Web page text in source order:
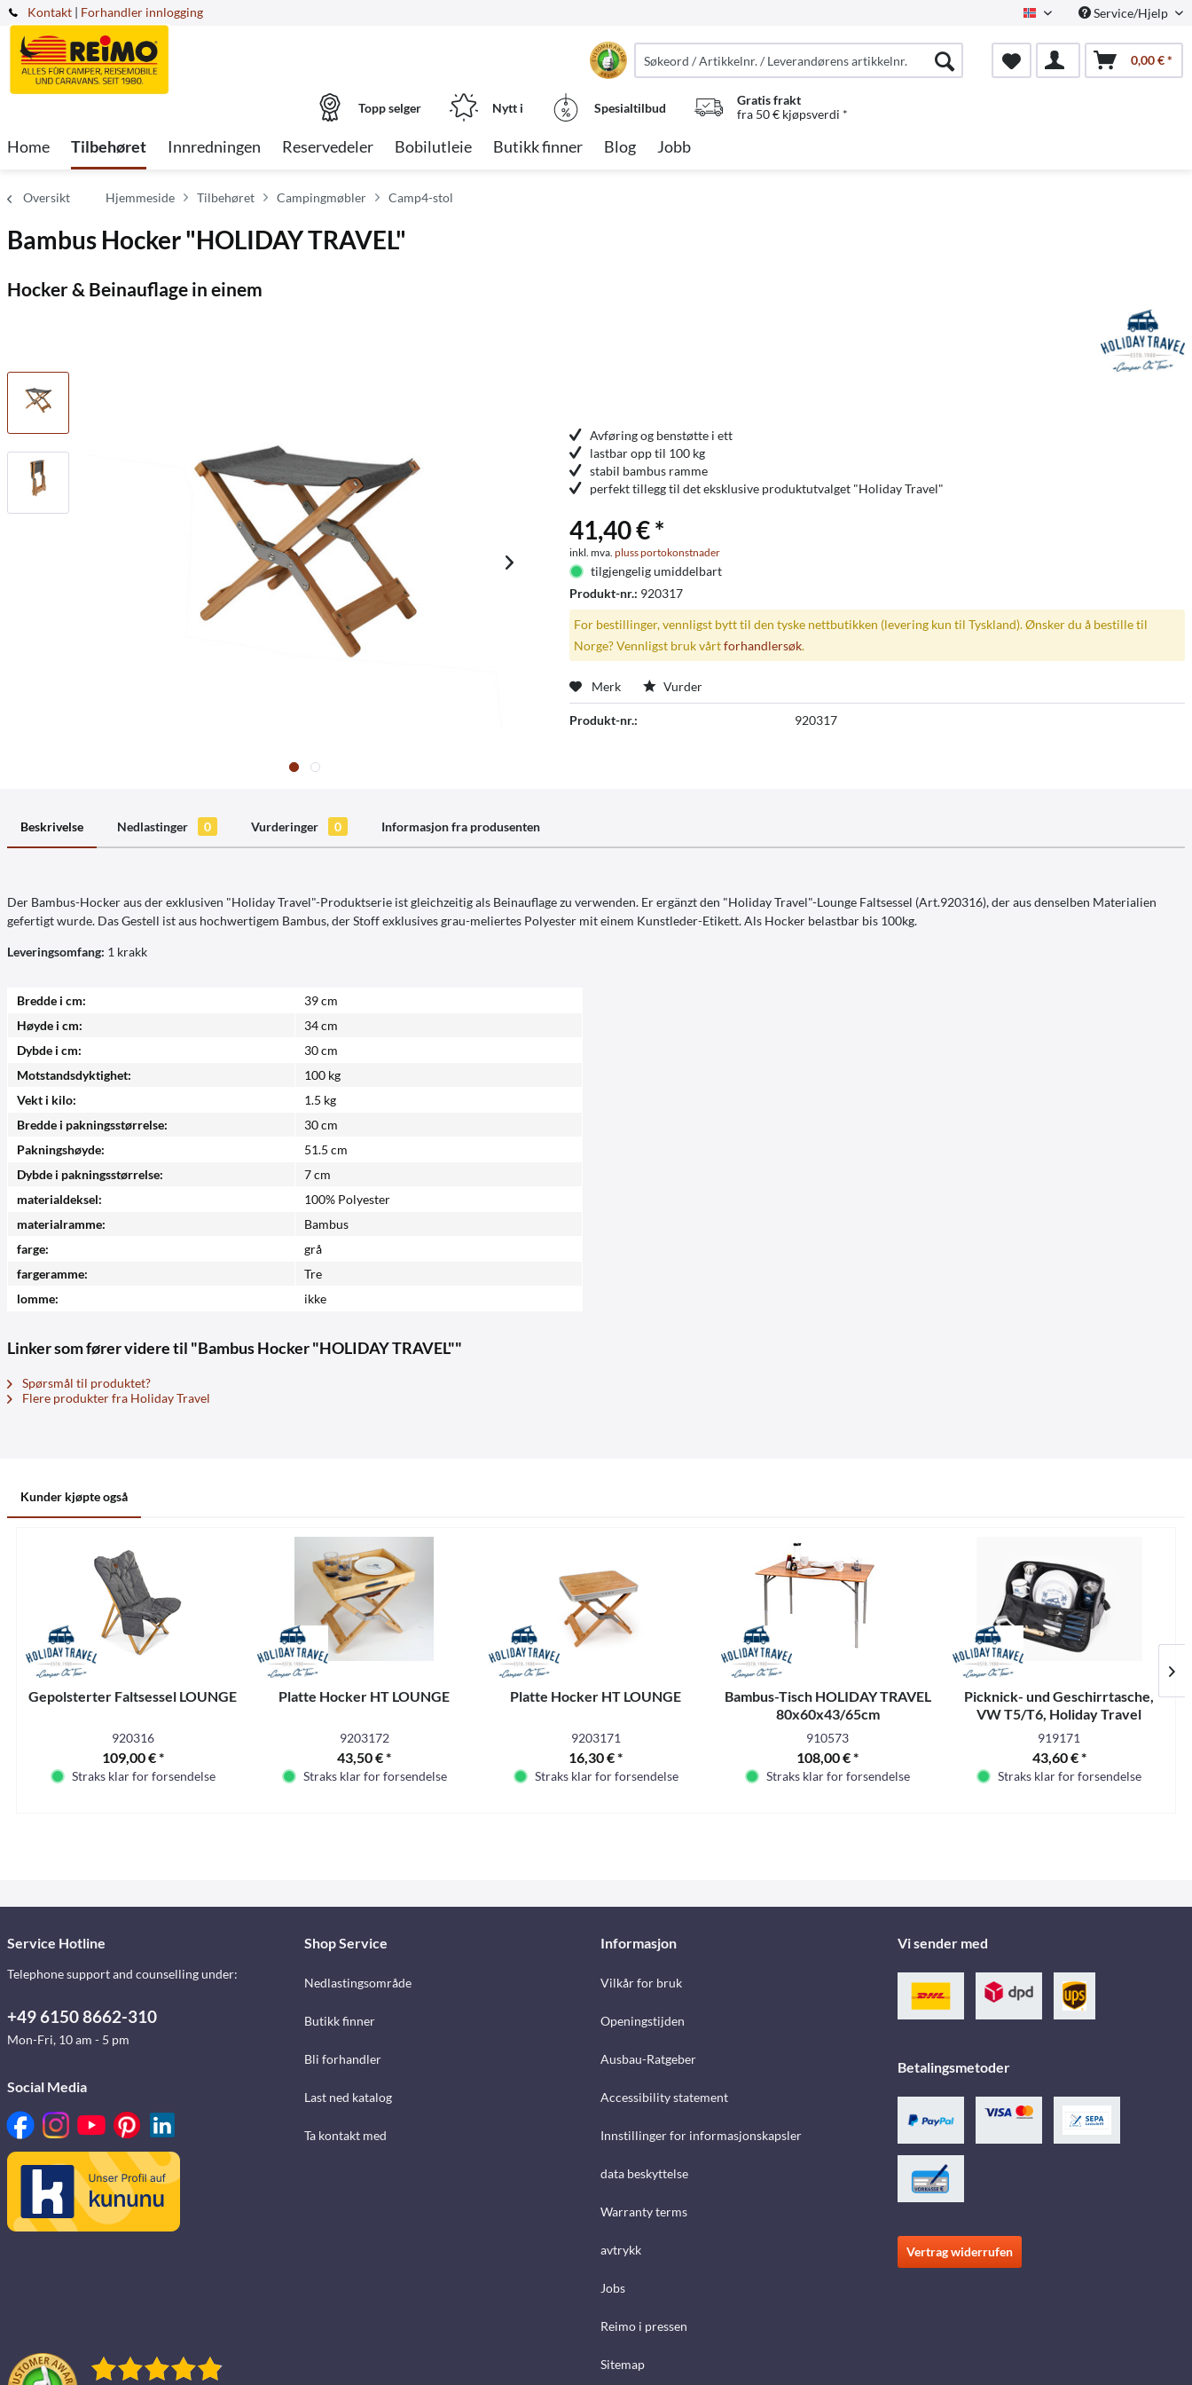
Kontakt NorwegianService/Hjelp
| Forhandler innlogging
0,00 € *
Topp selger Nytt i Spesialtilbud
Gratis frakt
fra 50 € kjøpsverdi *
Home Tilbehøret Innredningen Reservedeler Bobilutleie Butikk finner Blog Jobb
Oversikt Hjemmeside Tilbehøret Campingmøbler Camp4-stol
Bambus Hocker "HOLIDAY TRAVEL"
Hocker & Beinauflage in einem
Avføring og benstøtte i ett
lastbar opp til 100 kg
stabil bambus ramme
perfekt tillegg til det eksklusive produktutvalget "Holiday Travel"
41,40 € *
inkl. mva.pluss portokonstnader
tilgjengelig umiddelbart
Produkt-nr.: 920317
For bestillinger, vennligst bytt til den tyske nettbutikken (levering kun til Tyskland). Ønsker du å bestille til
Norge? Vennligst bruk vårtforhandlersøk.
Merk Vurder
Produkt-nr.: 920317
Beskrivelse Nedlastinger 0 Vurderinger 0 Informasjon fra produsenten
Der Bambus-Hocker aus der exklusiven "Holiday Travel"-Produktserie ist gleichzeitig als Beinauflage zu verwenden. Er ergänzt den "Holiday Travel"-Lounge Faltsessel (Art.920316), der aus denselben Materialien
gefertigt wurde. Das Gestell ist aus hochwertigem Bambus, der Stoff exklusives grau-meliertes Polyester mit einem Kunstleder-Etikett. Als Hocker belastbar bis 100kg.
Leveringsomfang: 1 krakk
Bredde i cm:
39 cm
Høyde i cm:
34 cm
Dybde i cm:
30 cm
Motstandsdyktighet:
100 kg
Vekt i kilo:
1.5 kg
Bredde i pakningsstørrelse:
30 cm
Pakningshøyde:
51.5 cm
Dybde i pakningsstørrelse:
7 cm
materialdeksel:
100% Polyester
materialramme:
Bambus
farge:
grå
fargeramme:
Tre
lomme:
ikke
Linker som fører videre til "Bambus Hocker "HOLIDAY TRAVEL""
Spørsmål til produktet?
Flere produkter fra Holiday Travel
Kunder kjøpte også
Gepolsterter Faltsessel LOUNGE
920316
109,00 € *
Straks klar for forsendelse
Platte Hocker HT LOUNGE
9203172
43,50 € *
Straks klar for forsendelse
Platte Hocker HT LOUNGE
9203171
16,30 € *
Straks klar for forsendelse
Bambus-Tisch HOLIDAY TRAVEL
80x60x43/65cm
Aluminiumgestell
910573
108,00 € *
Straks klar for forsendelse
Picknick- und Geschirrtasche,
VW T5/T6, Holiday Travel
919171
43,60 € *
Straks klar for forsendelse
Service Hotline
Telephone support and counselling under:
+49 6150 8662-310
Mon-Fri, 10 am - 5 pm
Social Media
Shop Service
Nedlastingsområde
Butikk finner
Bli forhandler
Last ned katalog
Ta kontakt med
Informasjon
Vilkår for bruk
Openingstijden
Ausbau-Ratgeber
Accessibility statement
Innstillinger for informasjonskapsler
data beskyttelse
Warranty terms
avtrykk
Jobs
Reimo i pressen
Sitemap
Vi sender med
Betalingsmetoder
Vertrag widerrufen